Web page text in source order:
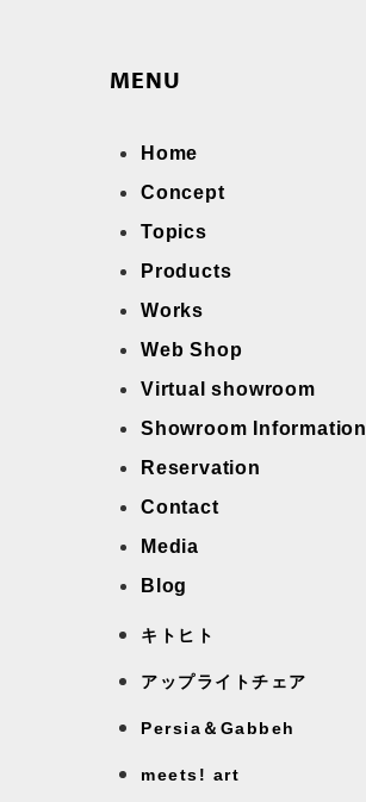
MENU
Home
Concept
Topics
Products
Works
Web Shop
Virtual showroom
Showroom Information
Reservation
Contact
Media
Blog
キトヒト
アップライトチェア
Persia＆Gabbeh
meets! art